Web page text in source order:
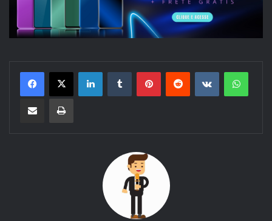
LinkedinTumblr PinterestReddit VK
Compartilhar via e-mail Imprimir